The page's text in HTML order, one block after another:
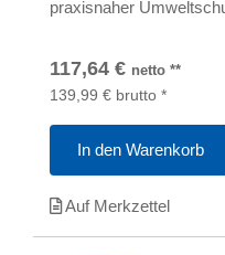
praxisnaher
117,64 € netto **
139,99 € brutto *
In den Warenkorb
Auf Merkzettel